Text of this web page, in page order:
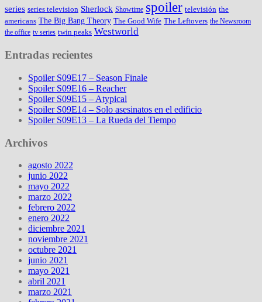
series series television Sherlock Showtime spoiler televisión the
americans The Big Bang Theory The Good Wife The Leftovers the Newsroom
the office tv series twin peaks Westworld
Entradas recientes
Spoiler S09E17 – Season Finale
Spoiler S09E16 – Reacher
Spoiler S09E15 – Atypical
Spoiler S09E14 – Solo asesinatos en el edificio
Spoiler S09E13 – La Rueda del Tiempo
Archivos
agosto 2022
junio 2022
mayo 2022
marzo 2022
febrero 2022
enero 2022
diciembre 2021
noviembre 2021
octubre 2021
junio 2021
mayo 2021
abril 2021
marzo 2021